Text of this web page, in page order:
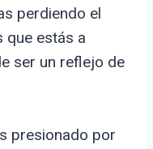
perdiendo el
que estás a
ser un reflejo de
presionado por